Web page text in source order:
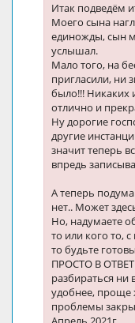
Итак подведём
Моего сына
единожды, сын
услышал.
Мало того, на
пригласили, ни
было!!! Никаких
отлично и
Ну дорогие
другие
значит теперь
впредь
А теперь
нет.. Может
Но, надумаете
то или кого то,
то будьте
ПРОСТО В
разбираться ни
удобнее, проще
проблемы